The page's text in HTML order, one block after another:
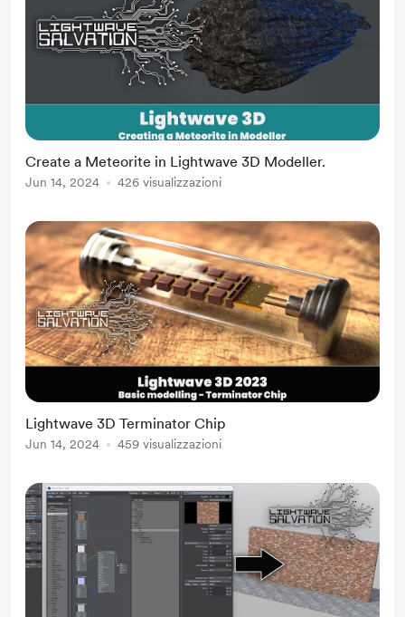
Create a Meteorite in Lightwave 3D Modeller.
Jun 14, 2024 426 visualizzazioni
Lightwave 3D Terminator Chip
Jun 14, 2024 459 visualizzazioni